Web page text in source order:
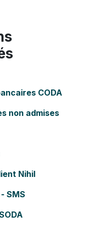
CODA
non admises
Nihil
SMS